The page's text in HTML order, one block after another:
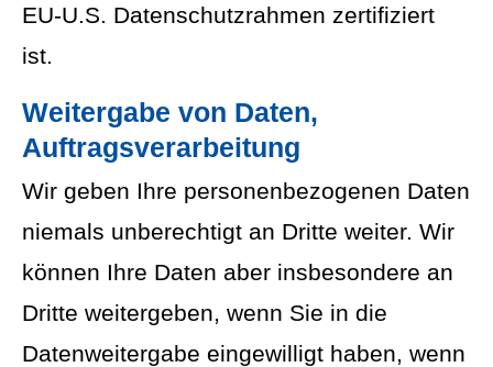
EU-U.S. Datenschutzrahmen zertifiziert
ist.
Weitergabe von Daten,
Auftragsverarbeitung
Wir geben Ihre personenbezogenen Daten
niemals unberechtigt an Dritte weiter. Wir
können Ihre Daten aber insbesondere an
Dritte weitergeben, wenn Sie in die
Datenweitergabe eingewilligt haben, wenn